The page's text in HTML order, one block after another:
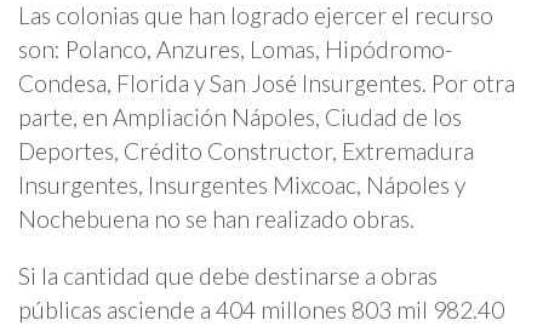
Las colonias que han logrado ejercer el recurso
son: Polanco, Anzures, Lomas, Hipódromo-
Condesa, Florida y San José Insurgentes. Por otra
parte, en Ampliación Nápoles, Ciudad de los
Deportes, Crédito Constructor, Extremadura
Insurgentes, Insurgentes Mixcoac, Nápoles y
Nochebuena no se han realizado obras.
Si la cantidad que debe destinarse a obras
públicas asciende a 404 millones 803 mil 982.40